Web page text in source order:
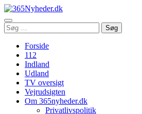
Åbn
menu
Søg
efter:
Søg
Forside
112
Indland
Udland
TV oversigt
Vejrudsigten
Om 365nyheder.dk
Privatlivspolitik